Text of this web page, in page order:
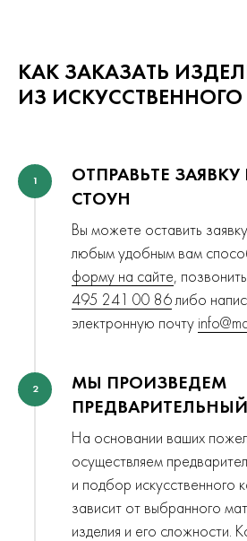
КАК ЗАКАЗАТЬ
ИЗ
1
ОТПРАВЬТЕ
СТОУН
Вы можете оставить
любым удобным вам
форму на сайте,
495 241 00 86либо
электронную почту
2
МЫ ПРОИЗВЕДЕМ
ПРЕДВАРИТЕЛЬНЫЙ
На основании ваших
осуществляем
и подбор искусственного
зависит от выбранного
изделия и его сложности.